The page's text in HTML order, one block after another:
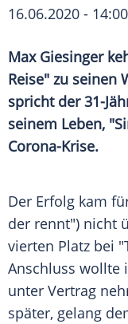
16.06.2020 -
Max Giesinger
Reise" zu seinen
spricht der 31-
seinem Leben,
Corona-Krise.
Der Erfolg kam
der rennt") nicht
vierten Platz bei "
Anschluss wollte
unter Vertrag
später, gelang